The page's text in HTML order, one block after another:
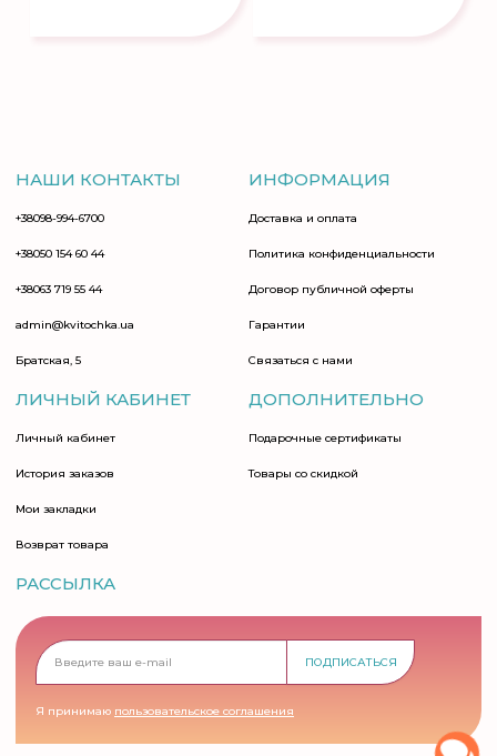
НАШИ КОНТАКТЫ
+38098-994-6700
+38050 154 60 44
+38063 719 55 44
admin@kvitochka.ua
Братская, 5
ИНФОРМАЦИЯ
Доставка и оплата
Политика конфиденциальности
Договор публичной оферты
Гарантии
Связаться с нами
ЛИЧНЫЙ КАБИНЕТ
Личный кабинет
История заказов
Мои закладки
Возврат товара
ДОПОЛНИТЕЛЬНО
Подарочные сертификаты
Товары со скидкой
РАССЫЛКА
ПОДПИСАТЬСЯ
Я принимаю пользовательское соглашения